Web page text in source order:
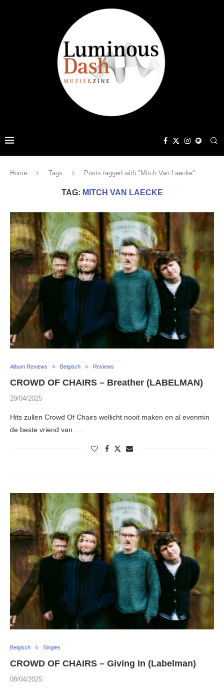
Home Tags Posts tagged with "Mitch Van Laecke"
TAG: MITCH VAN LAECKE
Album Reviews Belgisch Reviews
CROWD OF CHAIRS – Breather (LABELMAN)
29/04/2025
Hits zullen Crowd Of Chairs wellicht nooit maken en al evenmin
de beste vriend van …
Belgisch Singles
CROWD OF CHAIRS – Giving In (Labelman)
08/04/2025